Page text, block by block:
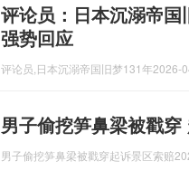
评论员：日本沉溺帝
强势回应
评论员,日本沉溺帝国旧梦131年2026-
男子偷挖笋鼻梁被戳
男子偷挖笋鼻梁被戳穿起诉景区索赔